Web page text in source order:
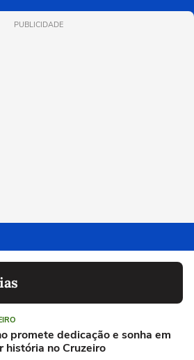
PUBLICIDADE
promete dedicação e sonha em
história no Cruzeiro